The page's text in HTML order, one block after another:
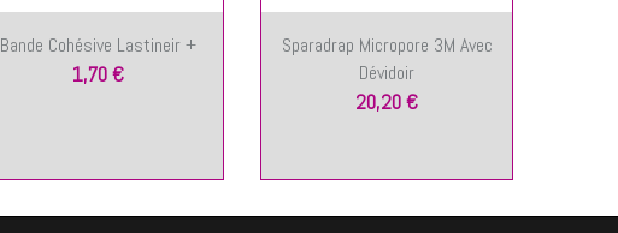
Bande Cohésive Lastineir +
1,70 €
Sparadrap Micropore 3M Avec
Dévidoir
20,20 €